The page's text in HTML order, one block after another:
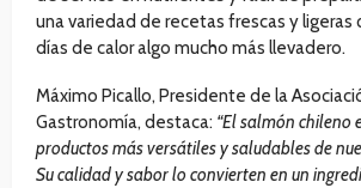
una variedad de recetas frescas y ligeras
días de calor algo mucho más llevadero.
Máximo Picallo, Presidente de la
Gastronomía, destaca: “El salmón chileno
productos más versátiles y saludables de
Su calidad y sabor lo convierten en un